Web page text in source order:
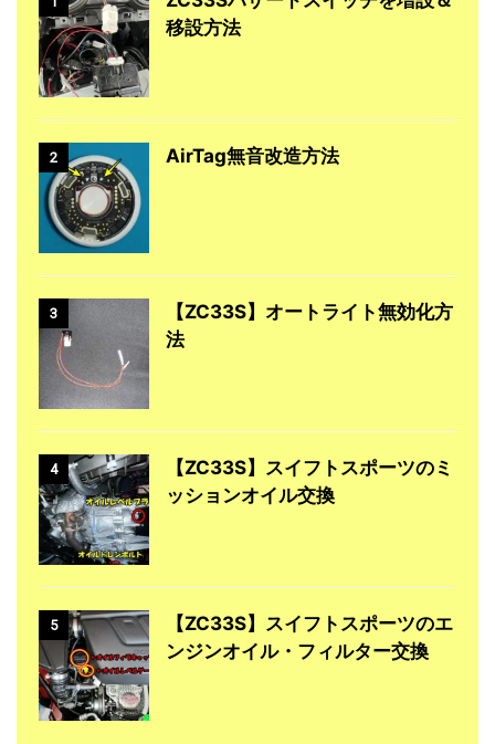
移設方法
2 AirTag無音改造方法
3
【ZC33S】オートライト無効化方
法
4
【ZC33S】スイフトスポーツのミ
ッションオイル交換
5
【ZC33S】スイフトスポーツのエ
ンジンオイル・フィルター交換